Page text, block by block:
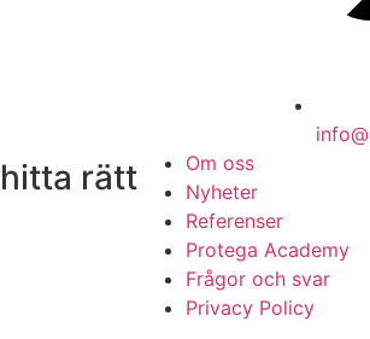
hitta rätt
Om oss
Nyheter
Referenser
Protega Academy
Frågor och svar
Privacy Policy